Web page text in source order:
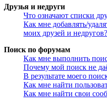
Друзья и недруги
Что означают списки
Как мне добавлять/
моих друзей и недругов?
Поиск по форумам
Как мне выполнить
Почему мой поиск не
В результате моего
Как мне найти
Как мне найти свои